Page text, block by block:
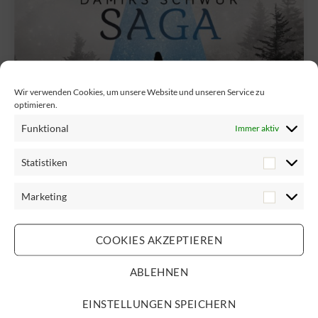
Wir verwenden Cookies, um unsere Website und unseren Service zu
optimieren.
Funktional Immer aktiv
Statistiken
Marketing
COOKIES AKZEPTIEREN
ABLEHNEN
EINSTELLUNGEN SPEICHERN
Diamantkrieger-Saga: Neue